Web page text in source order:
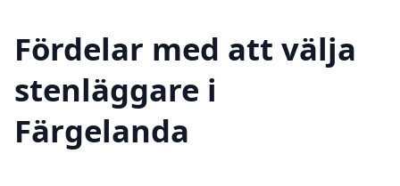
Fördelar med att välja
stenläggare i
Färgelanda